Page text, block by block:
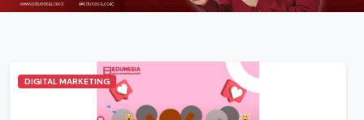
DIGITAL MARKETING